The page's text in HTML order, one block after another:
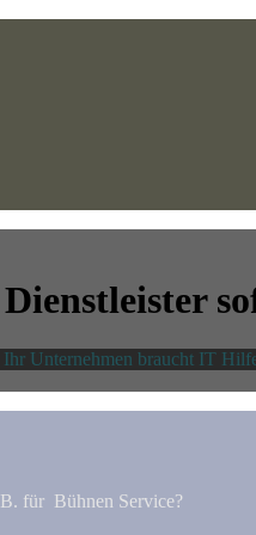
Unternehmen braucht IT
für Bühnen Service?